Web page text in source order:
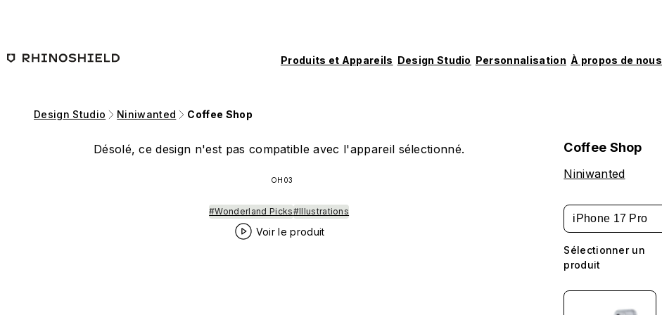
Produits et Appareils Design Studio Personnalisation À propos de nous
Design Studio Niniwanted Coffee Shop
Désolé, ce design n'est pas compatible avec l'appareil sélectionné.
OH03
#Wonderland Picks#Illustrations
Voir le produit
Coffee Shop
Niniwanted
iPhone 17 Pro
Sélectionner un
produit